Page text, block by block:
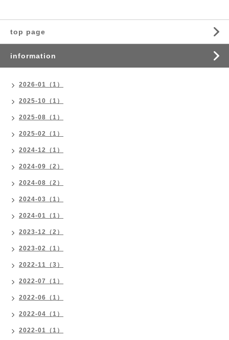
top page
information
2026-01（1）
2025-10（1）
2025-08（1）
2025-02（1）
2024-12（1）
2024-09（2）
2024-08（2）
2024-03（1）
2024-01（1）
2023-12（2）
2023-02（1）
2022-11（3）
2022-07（1）
2022-06（1）
2022-04（1）
2022-01（1）